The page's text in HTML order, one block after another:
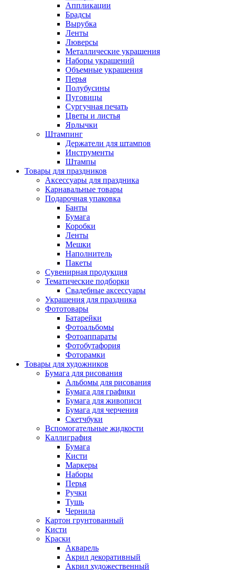
Аппликации
Брадсы
Вырубка
Ленты
Люверсы
Металлические украшения
Наборы украшений
Объемные украшения
Перья
Полубусины
Пуговицы
Сургучная печать
Цветы и листья
Ярлычки
Штампинг
Держатели для штампов
Инструменты
Штампы
Товары для праздников
Аксессуары для праздника
Карнавальные товары
Подарочная упаковка
Банты
Бумага
Коробки
Ленты
Мешки
Наполнитель
Пакеты
Сувенирная продукция
Тематические подборки
Свадебные аксессуары
Украшения для праздника
Фототовары
Батарейки
Фотоальбомы
Фотоаппараты
Фотобутафория
Фоторамки
Товары для художников
Бумага для рисования
Альбомы для рисования
Бумага для графики
Бумага для живописи
Бумага для черчения
Скетчбуки
Вспомогательные жидкости
Каллиграфия
Бумага
Кисти
Маркеры
Наборы
Перья
Ручки
Тушь
Чернила
Картон грунтованный
Кисти
Краски
Акварель
Акрил декоративный
Акрил художественный